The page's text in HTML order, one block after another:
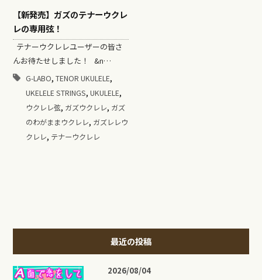
【新発売】ガズのテナーウクレ
レの専用弦！
テナーウクレレユーザーの皆さ
んお待たせしました！ &n…
G-LABO, TENOR UKULELE,
UKELELE STRINGS, UKULELE,
ウクレレ弦, ガズウクレレ, ガズ
のわがままウクレレ, ガズレレウ
クレレ, テナーウクレレ
最近の投稿
2026/08/04